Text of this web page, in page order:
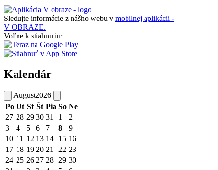
Sledujte informácie z nášho webu v mobilnej aplikácii -
V OBRAZE.
Voľne k stiahnutiu:
Kalendár
August2026
Po Ut St Št Pia So Ne
27 28 29 30 31 1
2
3
4 5 6 7 8
9
10 11 12 13 14 15 16
17 18 19 20 21 22 23
24 25 26 27 28 29 30